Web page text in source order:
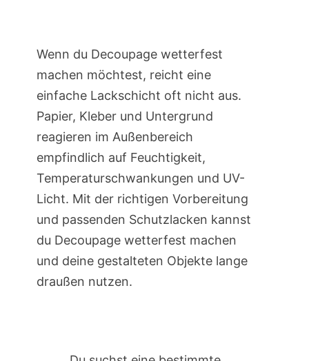
Wenn du Decoupage wetterfest
machen möchtest, reicht eine
einfache Lackschicht oft nicht aus.
Papier, Kleber und Untergrund
reagieren im Außenbereich
empfindlich auf Feuchtigkeit,
Temperaturschwankungen und UV-
Licht. Mit der richtigen Vorbereitung
und passenden Schutzlacken kannst
du Decoupage wetterfest machen
und deine gestalteten Objekte lange
draußen nutzen.